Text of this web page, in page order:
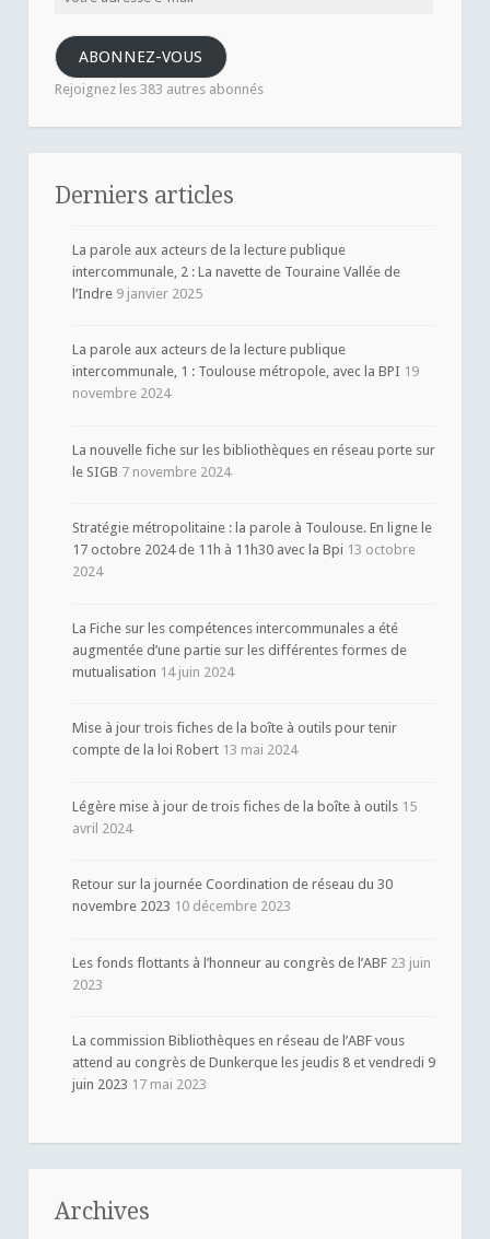
mail ABONNEZ-VOUS
Rejoignez les 383 autres abonnés
Derniers articles
La parole aux acteurs de la lecture publique
intercommunale, 2 : La navette de Touraine Vallée de
l’Indre 9 janvier 2025
La parole aux acteurs de la lecture publique
intercommunale, 1 : Toulouse métropole, avec la BPI 19
novembre 2024
La nouvelle fiche sur les bibliothèques en réseau porte sur
le SIGB 7 novembre 2024
Stratégie métropolitaine : la parole à Toulouse. En ligne le
17 octobre 2024 de 11h à 11h30 avec la Bpi 13 octobre
2024
La Fiche sur les compétences intercommunales a été
augmentée d’une partie sur les différentes formes de
mutualisation 14 juin 2024
Mise à jour trois fiches de la boîte à outils pour tenir
compte de la loi Robert 13 mai 2024
Légère mise à jour de trois fiches de la boîte à outils 15
avril 2024
Retour sur la journée Coordination de réseau du 30
novembre 2023 10 décembre 2023
Les fonds flottants à l’honneur au congrès de l’ABF 23 juin
2023
La commission Bibliothèques en réseau de l’ABF vous
attend au congrès de Dunkerque les jeudis 8 et vendredi 9
juin 2023 17 mai 2023
Archives